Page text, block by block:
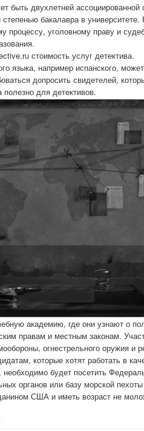
быть двухлетней
бакалавра в
процессу, уголовному праву и
стоимость услуг детектива.
языка, например испанского,
допросить свидетелей,
полезно для детективов.
академию, где они узнают о
правам и местным законам.
огнестрельного оружия и
которые хотят работать в
необходимо будет посетить
органов или базу морской
США и иметь возраст не